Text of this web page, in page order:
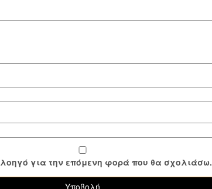
για την επόμενη φορά που θα σχολιάσω.